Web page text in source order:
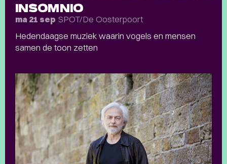
INSOMNIO
ma 21 sep SPOT/De Oosterpoort
Hedendaagse muziek waarin vogels en mensen
samen de toon zetten